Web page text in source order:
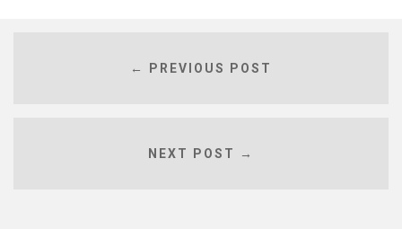
← PREVIOUS POST
NEXT POST →